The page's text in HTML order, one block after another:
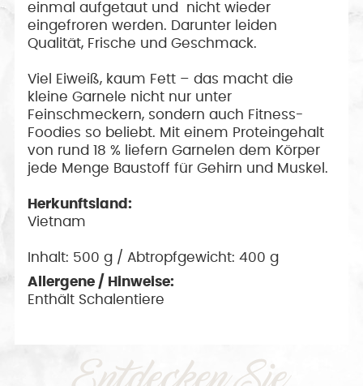
einmal aufgetaut und nicht wieder
eingefroren werden. Darunter leiden
Qualität, Frische und Geschmack.
Viel Eiweiß, kaum Fett – das macht die
kleine Garnele nicht nur unter
Feinschmeckern, sondern auch Fitness-
Foodies so beliebt. Mit einem Proteingehalt
von rund 18 % liefern Garnelen dem Körper
jede Menge Baustoff für Gehirn und Muskel.
Herkunftsland:
Vietnam
Inhalt: 500 g / Abtropfgewicht: 400 g
Allergene / Hinweise:
Enthält Schalentiere